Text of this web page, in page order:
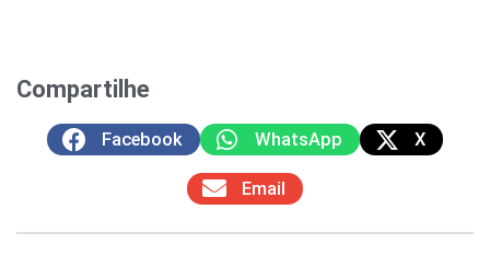
Compartilhe
Facebook WhatsApp X
Email